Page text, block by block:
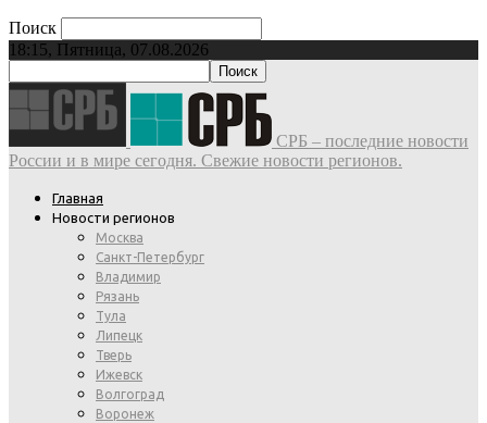
Поиск
18:15, Пятница, 07.08.2026
СРБ – последние новости
России и в мире сегодня. Свежие новости регионов.
Главная
Новости регионов
Москва
Санкт-Петербург
Владимир
Рязань
Тула
Липецк
Тверь
Ижевск
Волгоград
Воронеж